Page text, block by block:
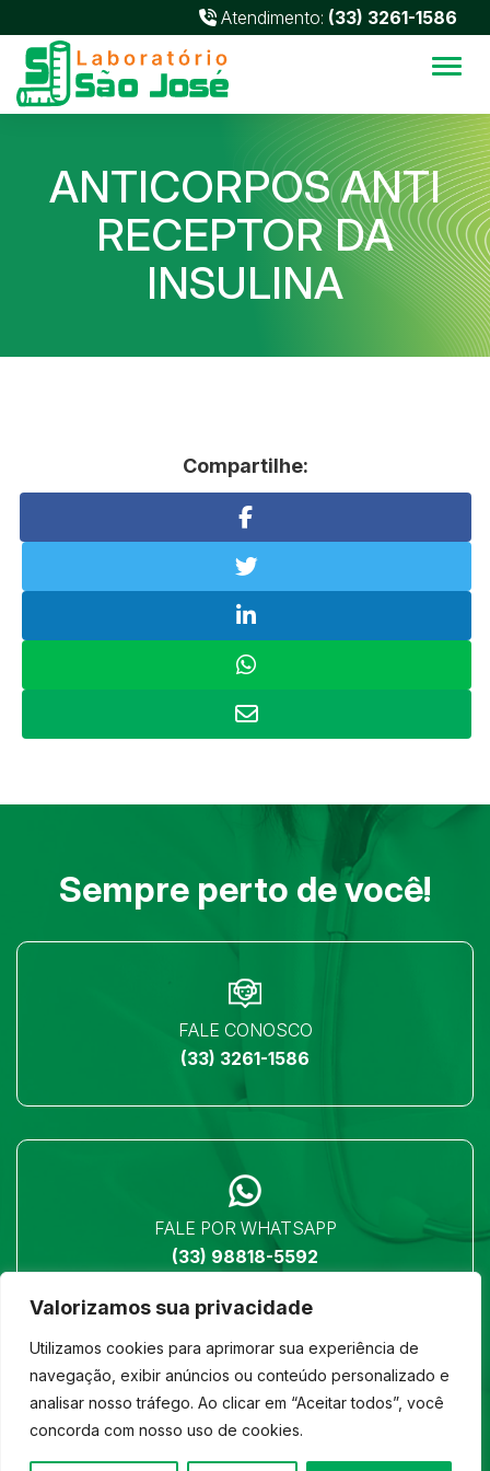
Valorizamos sua privacidade
Utilizamos cookies para aprimorar sua experiência de
navegação, exibir anúncios ou conteúdo personalizado e
analisar nosso tráfego. Ao clicar em “Aceitar todos”, você
concorda com nosso uso de cookies.
Atendimento: (33) 3261-1586
ANTICORPOS ANTI
RECEPTOR DA
INSULINA
Compartilhe:
Sempre perto de você!
FALE CONOSCO
(33) 3261-1586
FALE POR WHATSAPP
(33) 98818-5592
LOCALIZAÇÃO